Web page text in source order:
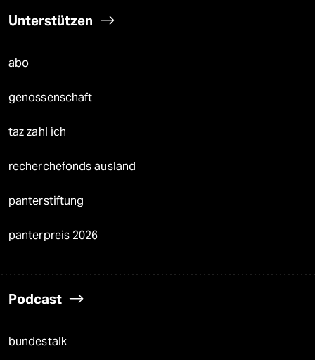
Unterstützen
abo
genossenschaft
taz zahl ich
recherchefonds ausland
panterstiftung
panterpreis 2026
Podcast
bundestalk